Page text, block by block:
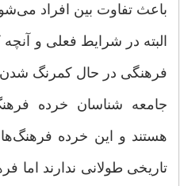
باعث تفاوت بین افراد
البته در شرایط فعلی و
فرهنگی در حال کمرنگ شدن
جامعه شناسان خرده
هستند و این خرده
تاریخی طولانی ندارند اما